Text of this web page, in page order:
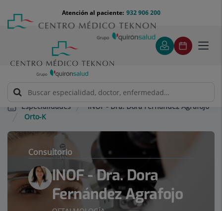
contenido
Menú
teléfono
cabecera
932 906 200
Atención al paciente:
Especialidades
INOF - Dra. Dora Fernández Agrafojo
Orto-K
Consultorio
INOF - Dra. Dora
Fernández Agrafojo